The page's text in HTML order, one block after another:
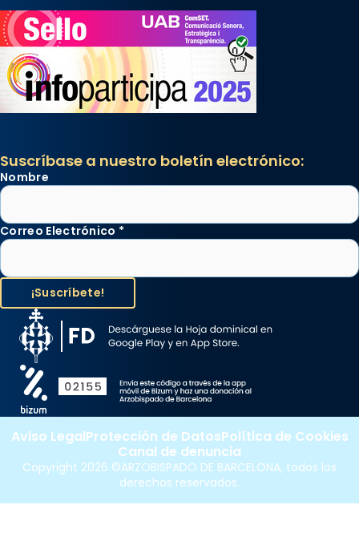
Suscríbase a nuestro boletín electrónico:
Nombre
Correo Electrónico *
Copyright 2026 ©ARZOBISPADO DE BARCELONA, todos los
derechos reservados.
Aviso LegalProtección de DatosPolítica de Cookies
Canal de denuncia